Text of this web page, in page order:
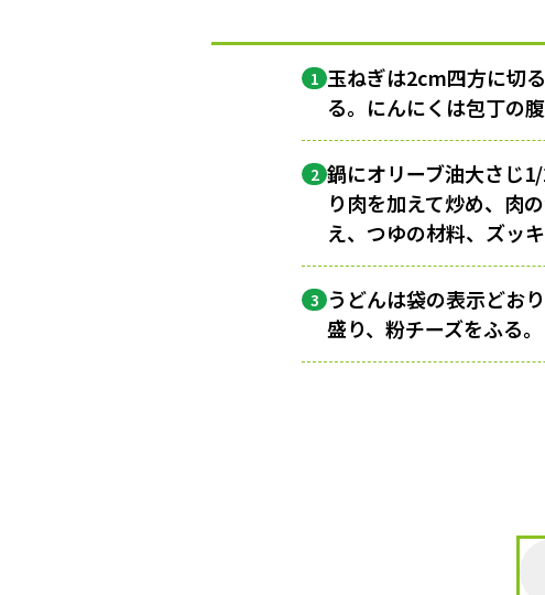
1 玉ねぎは2cm四方に切
る。にんにくは包丁の
2 鍋にオリーブ油大さじ
り肉を加えて炒め、肉
え、つゆの材料、ズッ
3 うどんは袋の表示どお
盛り、粉チーズをふる。